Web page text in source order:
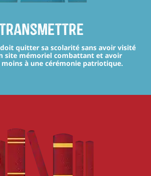
quitter sa scolarité sans avoir visité
site mémoriel combattant et avoir
à une cérémonie patriotique.